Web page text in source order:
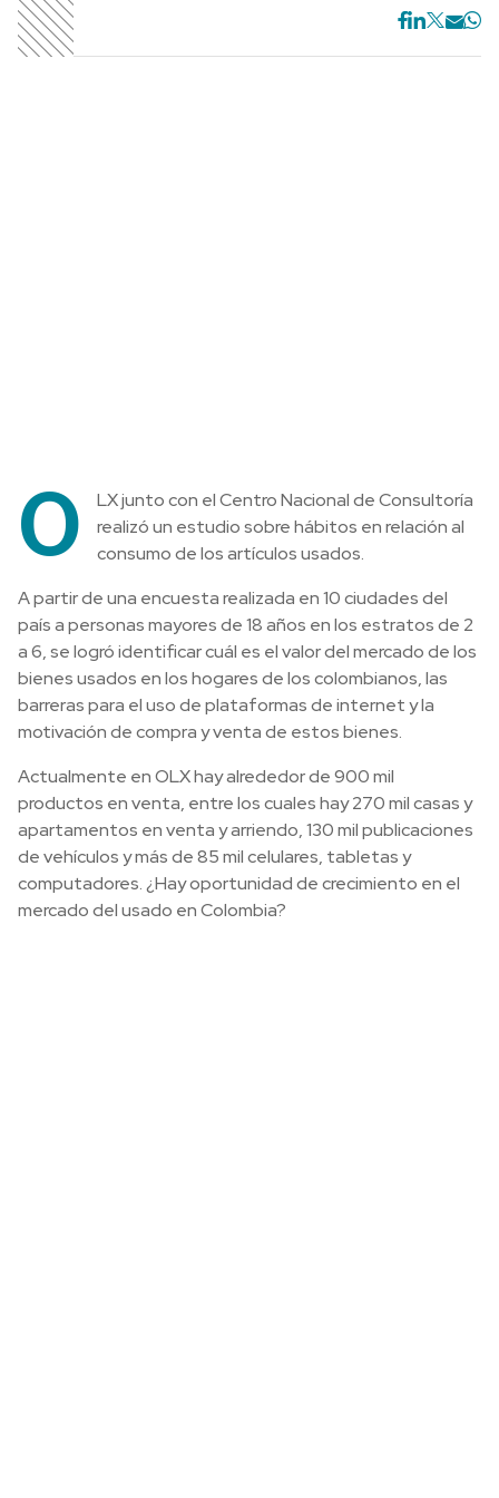
O
LX junto con el Centro Nacional de Consultoría
realizó un estudio sobre hábitos en relación al
consumo de los artículos usados.
A partir de una encuesta realizada en 10 ciudades del
país a personas mayores de 18 años en los estratos de 2
a 6, se logró identificar cuál es el valor del mercado de los
bienes usados en los hogares de los colombianos, las
barreras para el uso de plataformas de internet y la
motivación de compra y venta de estos bienes.
Actualmente en OLX hay alrededor de 900 mil
productos en venta, entre los cuales hay 270 mil casas y
apartamentos en venta y arriendo, 130 mil publicaciones
de vehículos y más de 85 mil celulares, tabletas y
computadores. ¿Hay oportunidad de crecimiento en el
mercado del usado en Colombia?